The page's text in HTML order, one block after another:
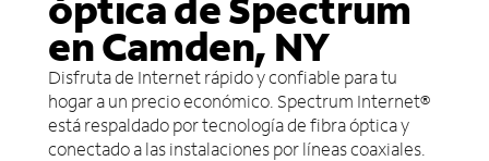
en Camden, NY
Disfruta de Internet rápido y confiable para tu
hogar a un precio económico. Spectrum Internet®
está respaldado por tecnología de fibra óptica y
conectado a las instalaciones por líneas coaxiales.